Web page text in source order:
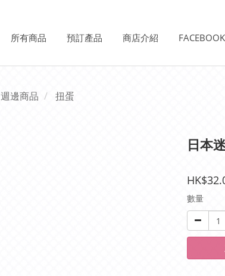
所有商品 預訂產品 商店介紹
週邊商品 扭蛋
日本
數量